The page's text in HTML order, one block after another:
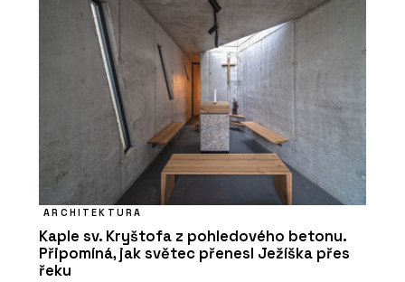
ARCHITEKTURA
Kaple sv. Kryštofa z pohledového betonu.
Připomíná, jak světec přenesl Ježíška přes
řeku